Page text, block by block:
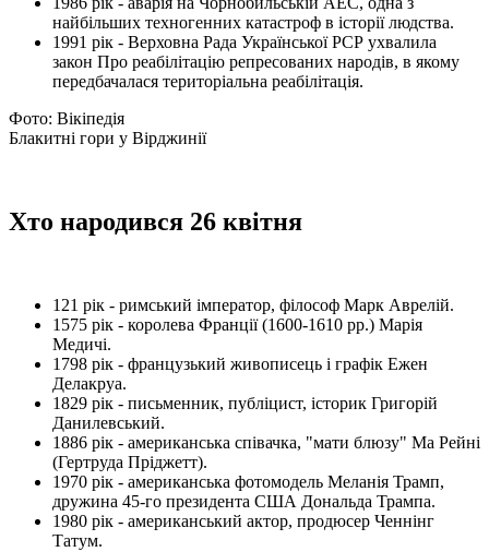
найбільших техногенних катастроф в історії людства.
1991 рік - Верховна Рада Української РСР ухвалила
закон Про реабілітацію репресованих народів, в якому
передбачалася територіальна реабілітація.
Фото: Вікіпедія
Блакитні гори у Вірджинії
Хто народився 26 квітня
121 рік - римський імператор, філософ Марк Аврелій.
1575 рік - королева Франції (1600-1610 рр.) Марія
Медичі.
1798 рік - французький живописець і графік Ежен
Делакруа.
1829 рік - письменник, публіцист, історик Григорій
Данилевський.
1886 рік - американська співачка, "мати блюзу" Ма Рейні
(Гертруда Пріджетт).
1970 рік - американська фотомодель Меланія Трамп,
дружина 45-го президента США Дональда Трампа.
1980 рік - американський актор, продюсер Ченнінг
Татум.